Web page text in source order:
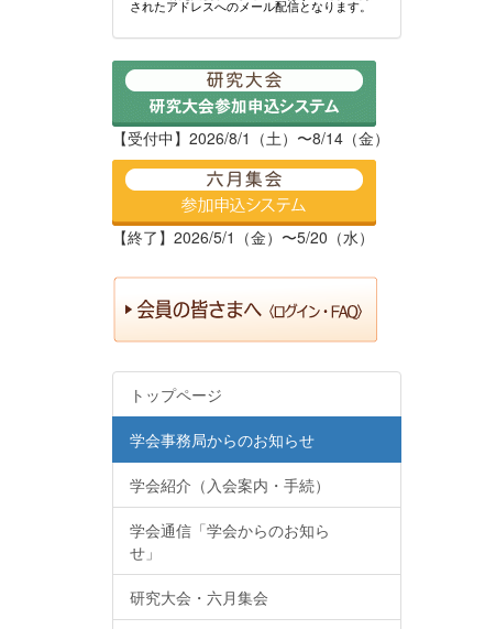
されたアドレスへのメール配信となります。
【受付中】2026/8/1（土）〜8/14（金）
【終了】2026/5/1（金）〜5/20（水）
トップページ
学会事務局からのお知らせ
学会紹介（入会案内・手続）
学会通信「学会からのお知ら
せ」
研究大会・六月集会